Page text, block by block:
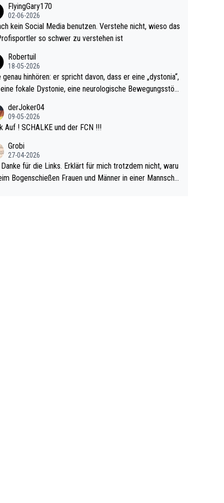
hat.
in den Griff kriegen. Nur eins wundert mich: Luke Li
doch neulich erst derjenige, der über Social Media G
hat. Und Littlers Mutter schießt öfters mal gege
FlyingGary170
02-06-2026
kein Social Media benutzen. Verstehe nicht, wieso das
so schwer zu verstehen ist
Robertuil
18-05-2026
genau hinhören: er spricht davon, dass er eine „dystonia“,
fokale Dystonie, eine neurologische Bewegungsstör
im Arm hat. Und, dass Medikamente ihm helfen! Ich gl
immer noch, dass sehr viele der Dartits-Fälle fälschlich p
könnten teils wirksam behandelt werden! Dafür müsst
nur zum Neurologen und nicht zum Mentaltrainer gehe
derJoker04
09-05-2026
Auf ! SCHALKE und der FCN !!!
Grobi
27-04-2026
Danke für die Links. Erklärt für mich trotzdem nicht, waru
Bogenschießen Frauen und Männer in einer Mannscha